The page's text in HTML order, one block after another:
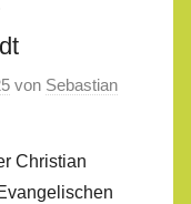
von Sebastian
Christian